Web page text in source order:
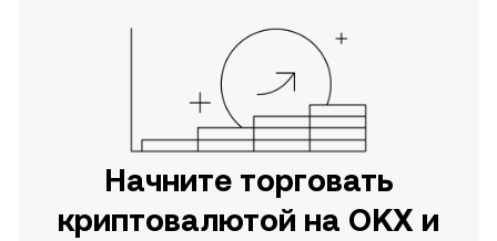
Начните торговать
криптовалютой на OKX и